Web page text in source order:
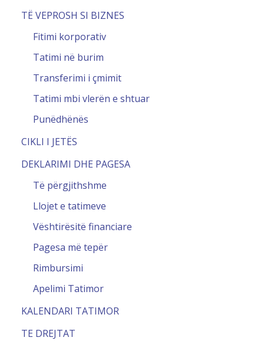
TË VEPROSH SI BIZNES
Fitimi korporativ
Tatimi në burim
Transferimi i çmimit
Tatimi mbi vlerën e shtuar
Punëdhënës
CIKLI I JETËS
DEKLARIMI DHE PAGESA
Të përgjithshme
Llojet e tatimeve
Vështirësitë financiare
Pagesa më tepër
Rimbursimi
Apelimi Tatimor
KALENDARI TATIMOR
TE DREJTAT